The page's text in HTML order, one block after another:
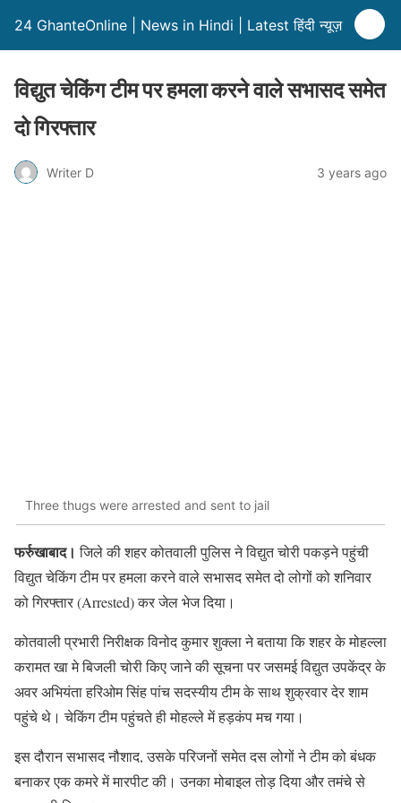
24 GhanteOnline | News in Hindi | Latest हिंदी न्यूज़
विद्युत चेकिंग टीम पर हमला करने वाले सभासद समेत
दो गिरफ्तार
Writer D 3 years ago
Three thugs were arrested and sent to jail
फर्रुखाबाद। जिले की शहर कोतवाली पुलिस ने विद्युत चोरी पकड़ने पहुंची
विद्युत चेकिंग टीम पर हमला करने वाले सभासद समेत दो लोगों को शनिवार
को गिरफ्तार (Arrested) कर जेल भेज दिया।
कोतवाली प्रभारी निरीक्षक विनोद कुमार शुक्ला ने बताया कि शहर के मोहल्ला
करामत खा मे बिजली चोरी किए जाने की सूचना पर जसमई विद्युत उपकेंद्र के
अवर अभियंता हरिओम सिंह पांच सदस्यीय टीम के साथ शुक्रवार देर शाम
पहुंचे थे। चेकिंग टीम पहुंचते ही मोहल्ले में हड़कंप मच गया।
इस दौरान सभासद नौशाद, उसके परिजनों समेत दस लोगों ने टीम को बंधक
बनाकर एक कमरे में मारपीट की। उनका मोबाइल तोड़ दिया और तमंचे से